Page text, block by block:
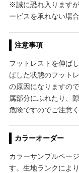
※誠に恐れ入ります
ービスを承れない場
注意事項
フットレストを伸ば
ばした状態のフット
の原因になりますの
属部分にふれたり、
危険ですのでご注意く
カラーオーダー
カラーサンプルペー
す。生地ランクによ